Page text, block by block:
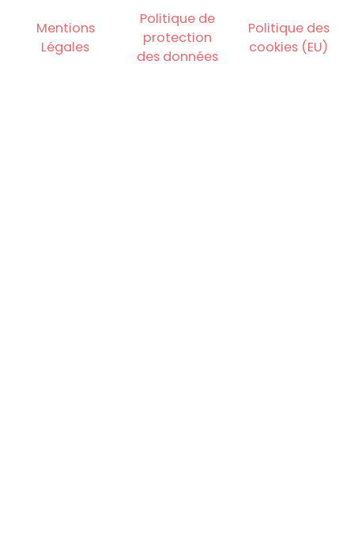
Mentions
Légales
Politique de
protection
des données
Politique des
cookies (EU)